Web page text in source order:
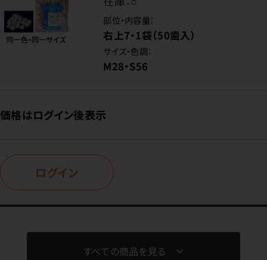
部位・内容量：
右上7・1袋（50歯入）
サイズ・色調：
M28・S56
価格はログイン後表示
ログイン
すべての商品を見る